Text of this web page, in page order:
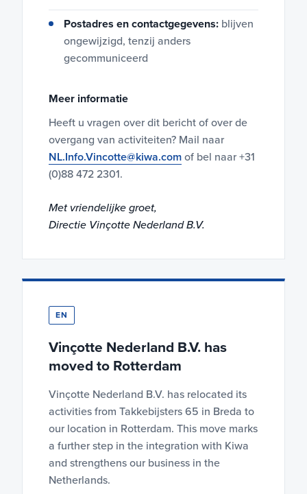
Postadres en contactgegevens: blijven
ongewijzigd, tenzij anders
gecommuniceerd
Meer informatie
Heeft u vragen over dit bericht of over de
overgang van activiteiten? Mail naar
NL.Info.Vincotte@kiwa.com of bel naar +31
(0)88 472 2301.
Met vriendelijke groet,
Directie Vinçotte Nederland B.V.
EN
Vinçotte Nederland B.V. has
moved to Rotterdam
Vinçotte Nederland B.V. has relocated its
activities from Takkebijsters 65 in Breda to
our location in Rotterdam. This move marks
a further step in the integration with Kiwa
and strengthens our business in the
Netherlands.